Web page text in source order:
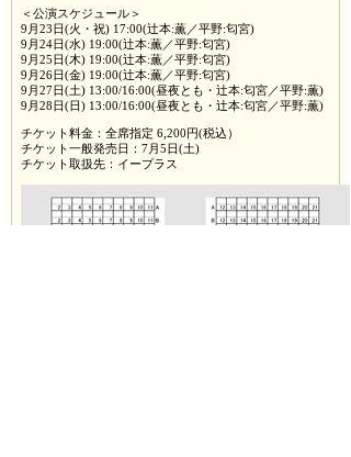
＜公演スケジュール＞
9月23日(火・祝) 17:00(辻本:薫／平野:匂宮)
9月24日(水) 19:00(辻本:薫／平野:匂宮)
9月25日(木) 19:00(辻本:薫／平野:匂宮)
9月26日(金) 19:00(辻本:薫／平野:匂宮)
9月27日(土) 13:00/16:00(昼夜とも・辻本:匂宮／平野:薫)
9月28日(日) 13:00/16:00(昼夜とも・辻本:匂宮／平野:薫)
チケット料金：全席指定 6,200円(税込）
チケット一般発売日：7月5日(土)
チケット取扱先：イープラス